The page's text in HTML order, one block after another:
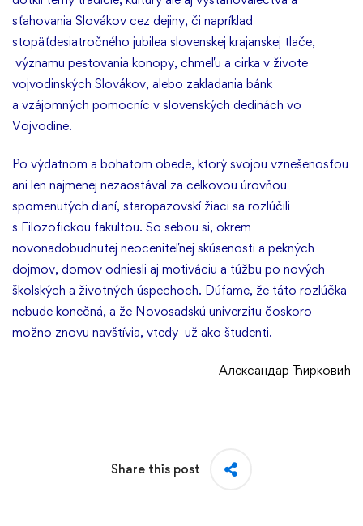
sťahovania Slovákov cez dejiny, či napríklad
stopäťdesiatročného jubilea slovenskej krajanskej tlače,
významu pestovania konopy, chmeľu a cirka v živote
vojvodinských Slovákov, alebo zakladania bánk
a vzájomných pomocníc v slovenských dedinách vo
Vojvodine.
Po výdatnom a bohatom obede, ktorý svojou vznešenosťou
ani len najmenej nezaostával za celkovou úrovňou
spomenutých dianí, staropazovskí žiaci sa rozlúčili
s Filozofickou fakultou. So sebou si, okrem
novonadobudnutej neoceniteľnej skúsenosti a pekných
dojmov, domov odniesli aj motiváciu a túžbu po nových
školských a životných úspechoch. Dúfame, že táto rozlúčka
nebude konečná, a že Novosadskú univerzitu čoskoro
možno znovu navštívia, vtedy už ako študenti.
Александар Ћирковић
Share this post